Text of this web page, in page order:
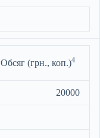
Обсяг (грн., коп.)4
20000